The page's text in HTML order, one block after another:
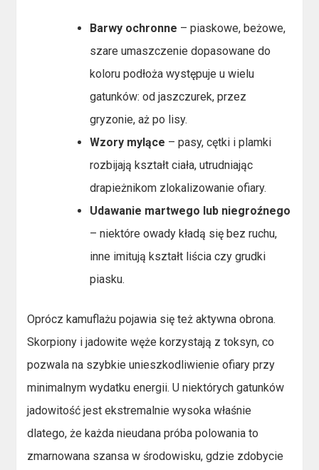
Barwy ochronne – piaskowe, beżowe,
szare umaszczenie dopasowane do
koloru podłoża występuje u wielu
gatunków: od jaszczurek, przez
gryzonie, aż po lisy.
Wzory mylące – pasy, cętki i plamki
rozbijają kształt ciała, utrudniając
drapieżnikom zlokalizowanie ofiary.
Udawanie martwego lub niegroźnego
– niektóre owady kładą się bez ruchu,
inne imitują kształt liścia czy grudki
piasku.
Oprócz kamuflażu pojawia się też aktywna obrona.
Skorpiony i jadowite węże korzystają z toksyn, co
pozwala na szybkie unieszkodliwienie ofiary przy
minimalnym wydatku energii. U niektórych gatunków
jadowitość jest ekstremalnie wysoka właśnie
dlatego, że każda nieudana próba polowania to
zmarnowana szansa w środowisku, gdzie zdobycie